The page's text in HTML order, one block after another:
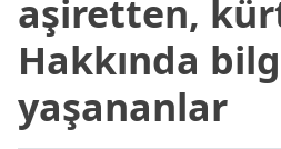
aşiretten,
Hakkında
yaşananlar